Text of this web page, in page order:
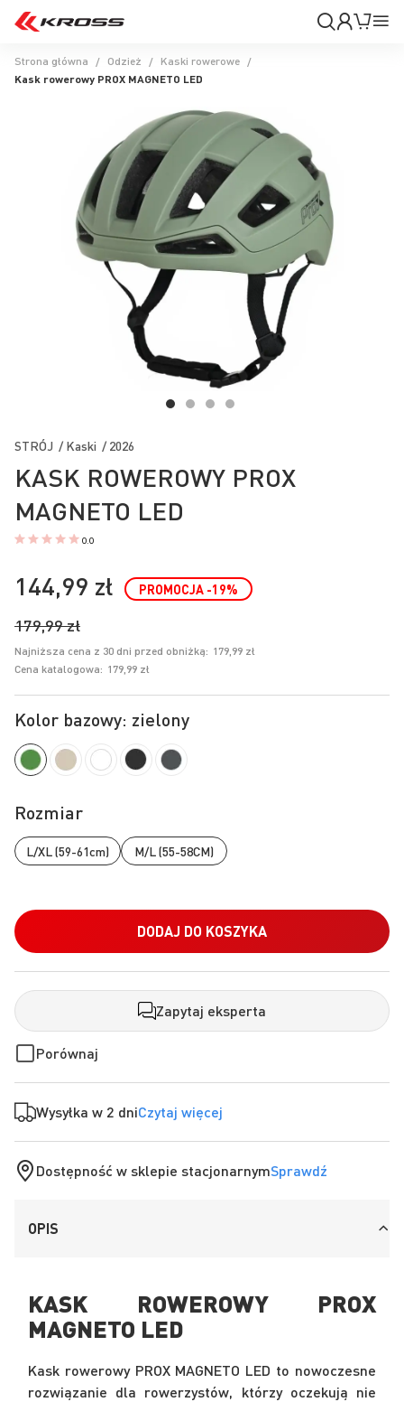
Mój
Moje
konto
Strona główna Odzież
Kaski rowerowe
Kask rowerowy PROX MAGNETO LED
na
początek
galerii
KASK ROWEROWY PROX
MAGNETO LED
0.0
STRÓJ / Kaski / 2026
Kolor bazowy: zielony
Rozmiar
L/XL (59-61cm) M/L (55-58CM)
DODAJ DO KOSZYKA
Zapytaj eksperta
Porównaj
144,99 zł
179,99 zł
PROMOCJA -19%
Najniższa cena z 30 dni przed obniżką: 179,99 zł
Cena katalogowa: 179,99 zł
Wysyłka w 2 dniCzytaj więcej
Dostępność w sklepie stacjonarnymSprawdź
OPIS
KASK ROWEROWY PROX
MAGNETO LED
Kask rowerowy PROX MAGNETO LED to nowoczesne
rozwiązanie dla rowerzystów, którzy oczekują nie